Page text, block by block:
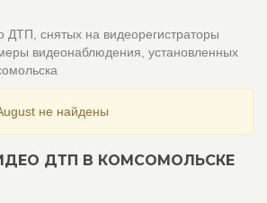
снятых на видеорегистраторы
видеонаблюдения, установленных
не найдены
ДТП В КОМСОМОЛЬСКЕ